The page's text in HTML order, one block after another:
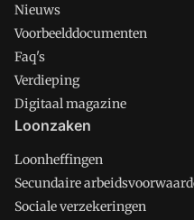
Nieuws
Voorbeelddocumenten
Faq's
Verdieping
Digitaal magazine
Loonzaken
Loonheffingen
Secundaire
Sociale verzekeringen